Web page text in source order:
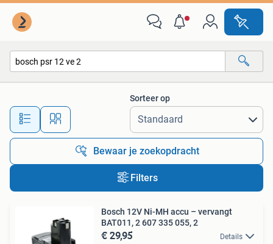
Alle afstanden…
Sorteer op
Bewaar je zoekopdracht
Filters
Bosch 12V Ni-MH accu – vervangt
BAT011, 2 607 335 055, 2
€ 29,95 Details